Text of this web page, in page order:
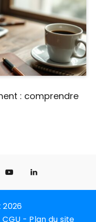
: comprendre
CGU - Plan du site